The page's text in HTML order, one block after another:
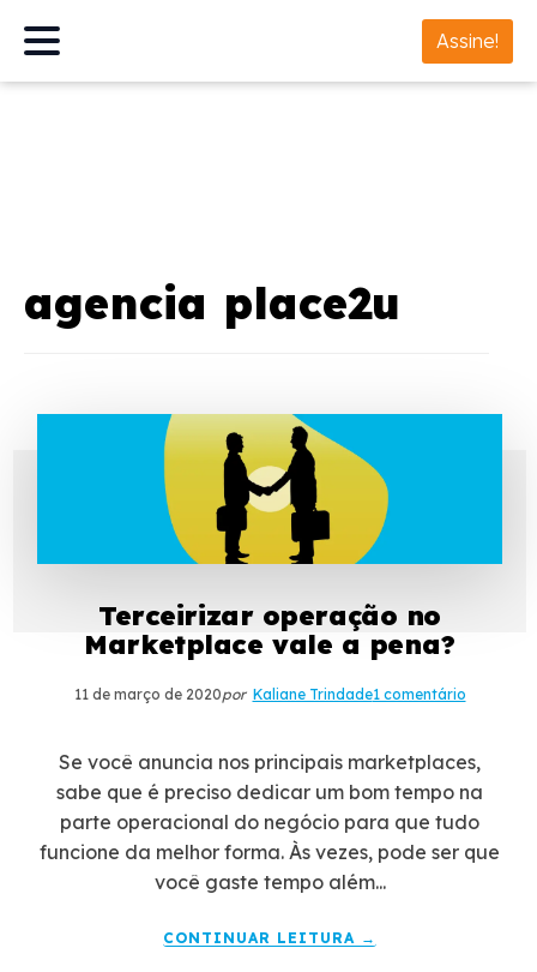
Assine!
agencia place2u
Terceirizar operação no
Marketplace vale a pena?
11 de março de 2020por Kaliane Trindade1 comentário
Se você anuncia nos principais marketplaces,
sabe que é preciso dedicar um bom tempo na
parte operacional do negócio para que tudo
funcione da melhor forma. Às vezes, pode ser que
você gaste tempo além...
CONTINUAR LEITURA →